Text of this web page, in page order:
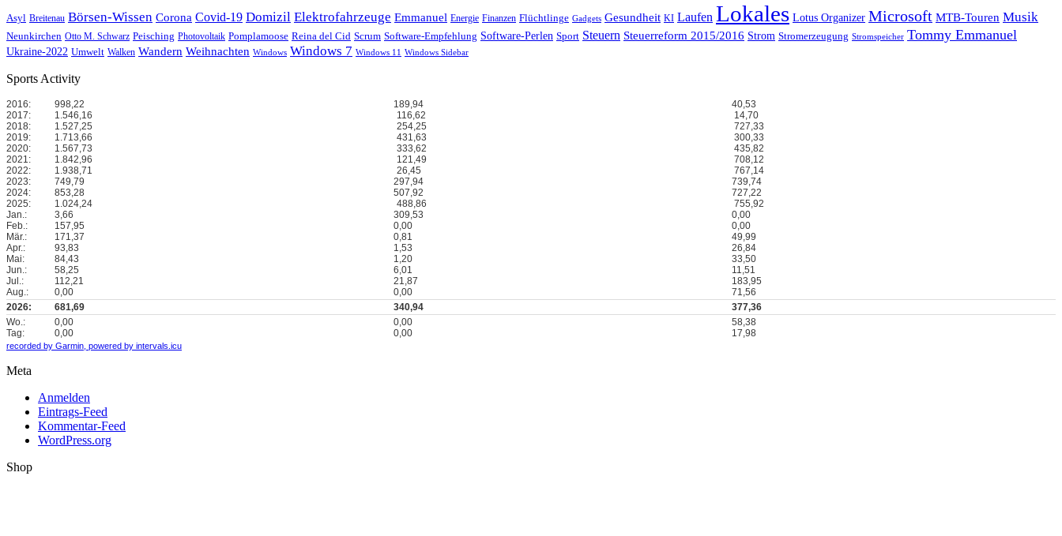
Asyl Breitenau Börsen-Wissen Corona Covid-19 Domizil Elektrofahrzeuge Emmanuel Energie Finanzen Flüchtlinge Gadgets Gesundheit KI Laufen Lokales Lotus Organizer Microsoft MTB-Touren Musik
Neunkirchen Otto M. Schwarz Peisching Photovoltaik Pomplamoose Reina del Cid Scrum Software-Empfehlung Software-Perlen Sport Steuern Steuerreform 2015/2016 Strom Stromerzeugung Stromspeicher Tommy Emmanuel
Ukraine-2022 Umwelt Walken Wandern Weihnachten Windows Windows 7 Windows 11 Windows Sidebar
Sports Activity
2016: 998,22 189,94
40,53
2017:
1.546,16 116,62
14,70
2018:
1.527,25 254,25
727,33
2019:
1.713,66 431,63
300,33
2020:
1.567,73 333,62
435,82
2021:
1.842,96 121,49
708,12
2022:
1.938,71 26,45
767,14
2023:
749,79 297,94
739,74
2024:
853,28 507,92
727,22
2025:
1.024,24 488,86
755,92
Jan.:
3,66 309,53
0,00
Feb.:
157,95 0,00
0,00
Mär.:
171,37 0,81
49,99
Apr.:
93,83 1,53
26,84
Mai:
84,43 1,20
33,50
Jun.:
58,25 6,01
11,51
Jul.:
112,21 21,87
183,95
Aug.:
0,00 0,00
71,56
2026:
681,69 340,94
377,36
Wo.:
0,00 0,00
58,38
Tag:
0,00 0,00 17,98
recorded by Garmin, powered by intervals.icu
Meta
Anmelden
Eintrags-Feed
Kommentar-Feed
WordPress.org
Shop